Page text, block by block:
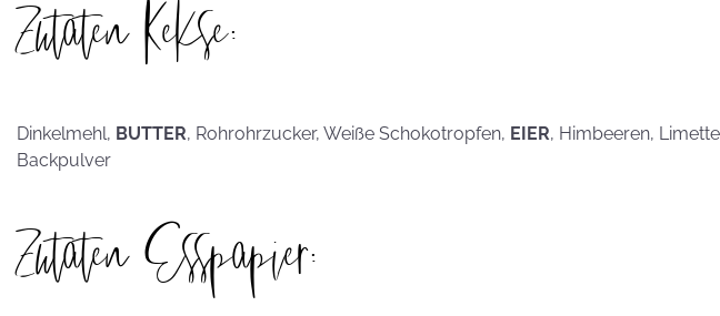
hammerhart
eben schön
KEKSE als
Zutaten Kekse:
Dinkelmehl, BUTTER, Rohrohrzucker, Weiße Schokotropfen, EIER, Himbeeren,
Backpulver
Zutaten Esspapier: